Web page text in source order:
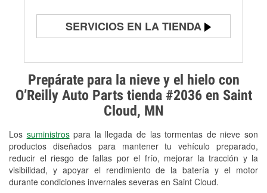
Prepárate para la nieve y el hielo con
O’Reilly Auto Parts tienda #2036 en Saint
Cloud, MN
Los suministrospara la llegada de las tormentas de nieve son
productos diseñados para mantener tu vehículo preparado,
reducir el riesgo de fallas por el frío, mejorar la tracción y la
visibilidad, y apoyar el rendimiento de la batería y el motor
durante condiciones invernales severas en Saint Cloud.
SERVICIOS EN LA TIENDA
Prueba de alternadores y
arrancadores
Revisión de la luz "Check Engine"
Reciclaje de baterías y aceite
Instalación de bombillas de faros
Instalación de limpiaparabrisas